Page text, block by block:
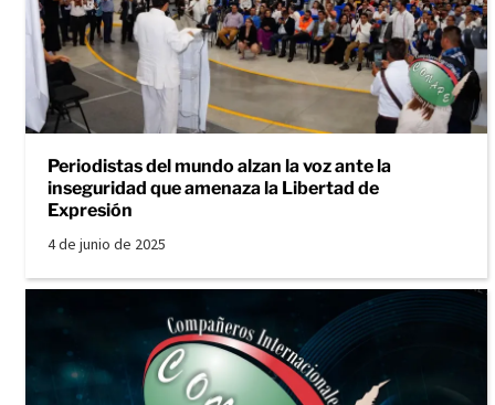
Periodistas del mundo alzan la voz ante la
inseguridad que amenaza la Libertad de
Expresión
4 de junio de 2025